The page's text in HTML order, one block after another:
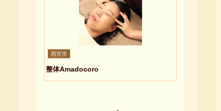
西宮市
整体Amadocoro